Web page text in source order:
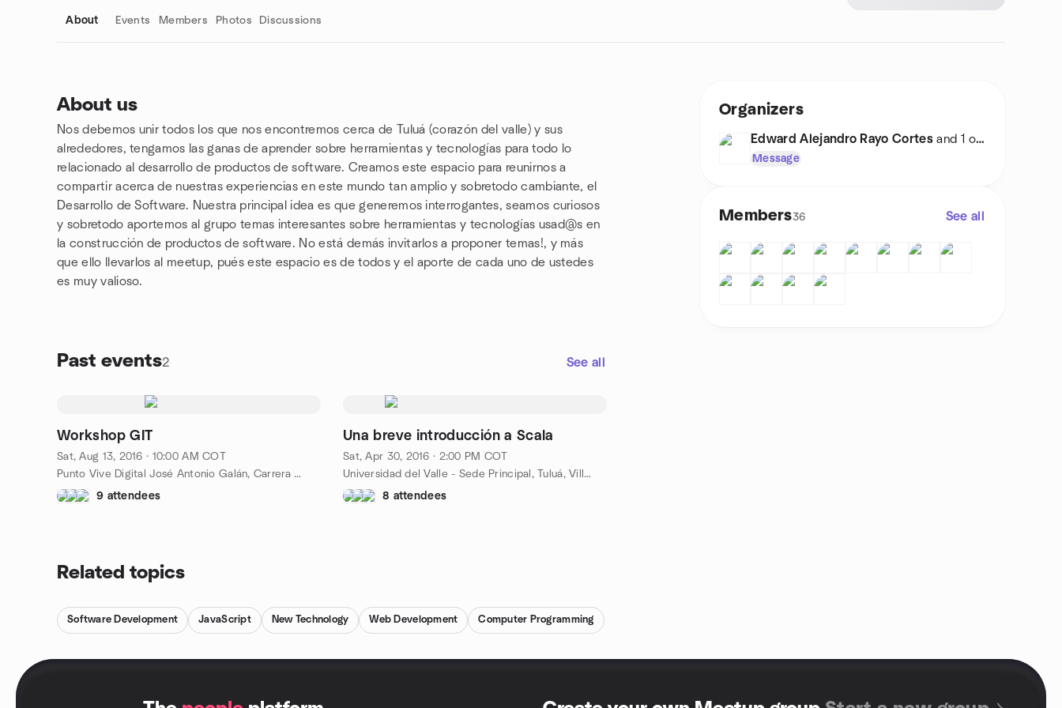
About Events Members Photos Discussions
About us
Nos debemos unir todos los que nos encontremos cerca de Tuluá (corazón del valle) y sus
alrededores, tengamos las ganas de aprender sobre herramientas y tecnologías para todo lo
relacionado al desarrollo de productos de software. Creamos este espacio para reunirnos a
compartir acerca de nuestras experiencias en este mundo tan amplio y sobretodo cambiante, el
Desarrollo de Software. Nuestra principal idea es que generemos interrogantes, seamos curiosos
y sobretodo aportemos al grupo temas interesantes sobre herramientas y tecnologías usad@s en
la construcción de productos de software. No está demás invitarlos a proponer temas!, y más
que ello llevarlos al meetup, pués este espacio es de todos y el aporte de cada uno de ustedes
es muy valioso.
Past events2 See all
Workshop GIT
Sat, Aug 13, 2016 · 10:00 AM COT
Punto Vive Digital José Antonio Galán, Carrera 23 Calle 21 / Barrio Palo Bonito, Tuluá, CO
9 attendees
Una breve introducción a Scala
Sat, Apr 30, 2016 · 2:00 PM COT
Universidad del Valle - Sede Principal, Tuluá, Villa Campestre, Tulua - Valle del Cauca, Colombia, Tuluá, CO
8 attendees
Group links
Related topics
Software Development JavaScript New Technology Web Development Computer Programming
Organizers
Edward Alejandro Rayo Cortes and 1 other
Message
Members36 See all